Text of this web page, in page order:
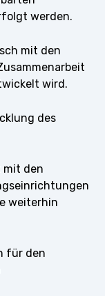
werden.
mit den
wird.
des
mit den
weiterhin
für den